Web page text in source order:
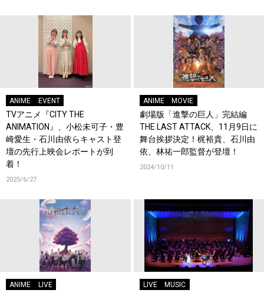
ANIME EVENT
TVアニメ『CITY THE
ANIMATION』、小松未可子・豊
崎愛生・石川由依らキャスト登
壇の先行上映会レポートが到
着！
2025/6/27
ANIME MOVIE
劇場版「進撃の巨人」完結編
THE LAST ATTACK、11月9日に
舞台挨拶決定！梶裕貴、石川由
依、林祐一郎監督が登壇！
2024/10/11
ANIME LIVE LIVE MUSIC